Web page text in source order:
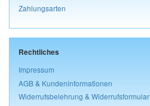
Zahlungsarten
Rechtliches
Impressum
AGB & Kundeninformationen
Widerrufsbelehrung & Widerrufsformular